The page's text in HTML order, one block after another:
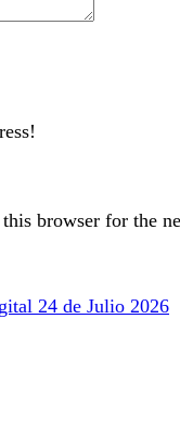
browser for the